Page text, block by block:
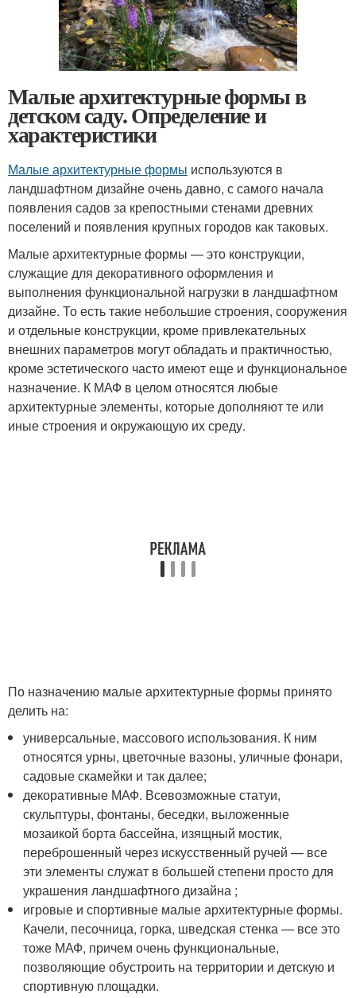
Малые архитектурные формы в
детском саду. Определение и
характеристики
Малые архитектурные формы используются в
ландшафтном дизайне очень давно, с самого начала
появления садов за крепостными стенами древних
поселений и появления крупных городов как таковых.
Малые архитектурные формы — это конструкции,
служащие для декоративного оформления и
выполнения функциональной нагрузки в ландшафтном
дизайне. То есть такие небольшие строения, сооружения
и отдельные конструкции, кроме привлекательных
внешних параметров могут обладать и практичностью,
кроме эстетического часто имеют еще и функциональное
назначение. К МАФ в целом относятся любые
архитектурные элементы, которые дополняют те или
иные строения и окружающую их среду.
По назначению малые архитектурные формы принято
делить на:
универсальные, массового использования. К ним
относятся урны, цветочные вазоны, уличные фонари,
садовые скамейки и так далее;
декоративные МАФ. Всевозможные статуи,
скульптуры, фонтаны, беседки, выложенные
мозаикой борта бассейна, изящный мостик,
переброшенный через искусственный ручей — все
эти элементы служат в большей степени просто для
украшения ландшафтного дизайна ;
игровые и спортивные малые архитектурные формы.
Качели, песочница, горка, шведская стенка — все это
тоже МАФ, причем очень функциональные,
позволяющие обустроить на территории и детскую и
спортивную площадки.